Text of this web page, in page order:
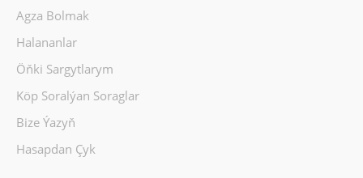
Agza Bolmak
Halananlar
Öňki Sargytlarym
Köp Soralýan Soraglar
Bize Ýazyň
Hasapdan Çyk